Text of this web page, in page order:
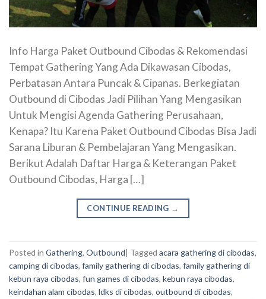
Info Harga Paket Outbound Cibodas & Rekomendasi
Tempat Gathering Yang Ada Dikawasan Cibodas,
Perbatasan Antara Puncak & Cipanas. Berkegiatan
Outbound di Cibodas Jadi Pilihan Yang Mengasikan
Untuk Mengisi Agenda Gathering Perusahaan,
Kenapa? Itu Karena Paket Outbound Cibodas Bisa Jadi
Sarana Liburan & Pembelajaran Yang Mengasikan.
Berikut Adalah Daftar Harga & Keterangan Paket
Outbound Cibodas, Harga […]
CONTINUE READING →
Posted in Gathering, Outbound| Tagged acara gathering di cibodas,
camping di cibodas, family gathering di cibodas, family gathering di
kebun raya cibodas, fun games di cibodas, kebun raya cibodas,
keindahan alam cibodas, ldks di cibodas, outbound di cibodas,